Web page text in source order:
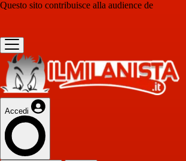
Questo sito contribuisce alla audience de
Accedi